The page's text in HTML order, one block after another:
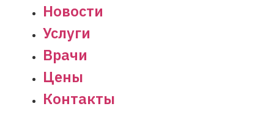
Новости
Услуги
Врачи
Цены
Контакты